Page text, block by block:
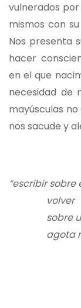
vulnerados
mismos con
Nos presenta
hacer
en el que
necesidad de
mayúsculas
nos sacude y
“escribir sobre
volver
sobre un
agota